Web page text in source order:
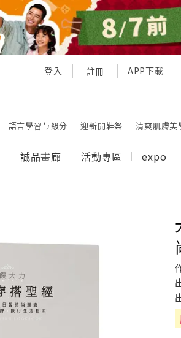
登入 註冊 APP下載
語言學習ㄅ級分 迎新開鞋祭 清爽肌膚美
誠品畫廊 活動專區 expo